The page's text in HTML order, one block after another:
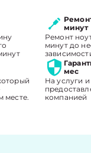
минут
Ремонт
минут до
месте.
мес
На услуги и
компанией